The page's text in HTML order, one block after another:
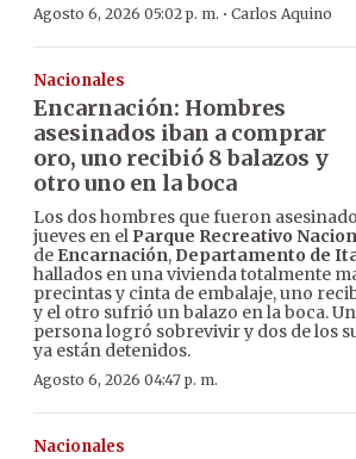
Agosto 6, 2026 05:02 p. m. · Carlos Aquino
Nacionales
Encarnación: Hombres
asesinados iban a comprar
oro, uno recibió 8 balazos y
otro uno en la boca
Los dos hombres que fueron
jueves en el Parque Recreativo
de Encarnación, Departamento de
hallados en una vivienda totalmente
precintas y cinta de embalaje, uno
y el otro sufrió un balazo en la boca.
persona logró sobrevivir y dos de los
ya están detenidos.
Agosto 6, 2026 04:47 p. m.
Nacionales